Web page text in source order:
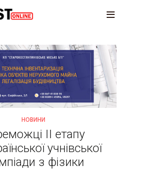
НОВИНИ
ІІ етапу
учнівської
з фізики